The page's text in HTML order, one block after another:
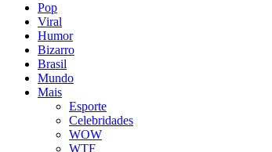
Pop
Viral
Humor
Bizarro
Brasil
Mundo
Mais
Esporte
Celebridades
WOW
WTF